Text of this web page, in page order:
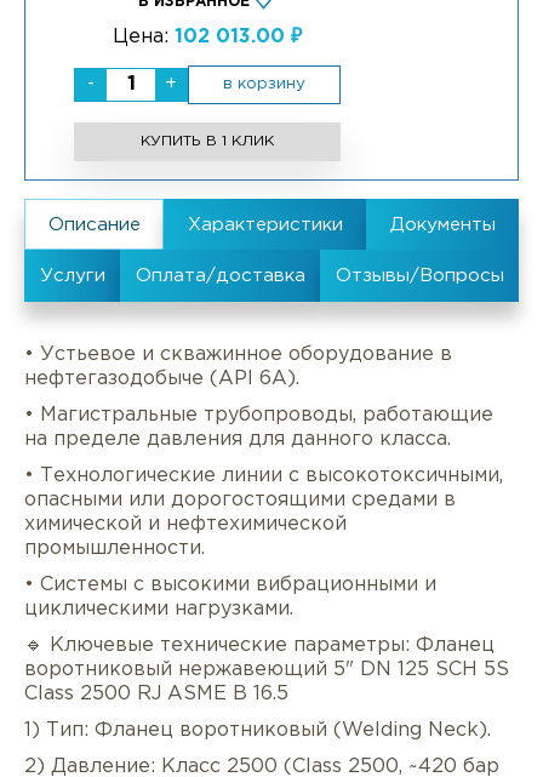
Цена: 102 013.00 ₽
- + в корзину
КУПИТЬ В 1 КЛИК
Описание Характеристики
• Устьевое и скважинное оборудование в
нефтегазодобыче (API 6A).
• Магистральные трубопроводы, работающие
на пределе давления для данного класса.
• Технологические линии с высокотоксичными,
опасными или дорогостоящими средами в
химической и нефтехимической
промышленности.
• Системы с высокими вибрационными и
циклическими нагрузками.
🔹 Ключевые технические параметры: Фланец
воротниковый нержавеющий 5" DN 125 SCH 5S
Class 2500 RJ ASME B 16.5
1) Тип: Фланец воротниковый (Welding Neck).
2) Давление: Класс 2500 (Class 2500, ~420 бар